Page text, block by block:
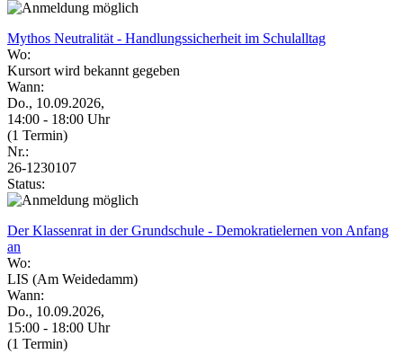
Mythos Neutralität - Handlungssicherheit im Schulalltag
Wo:
Kursort wird bekannt gegeben
Wann:
Do., 10.09.2026,
14:00 - 18:00 Uhr
(1 Termin)
Nr.:
26-1230107
Status:
Der Klassenrat in der Grundschule - Demokratielernen von Anfang
an
Wo:
LIS (Am Weidedamm)
Wann:
Do., 10.09.2026,
15:00 - 18:00 Uhr
(1 Termin)